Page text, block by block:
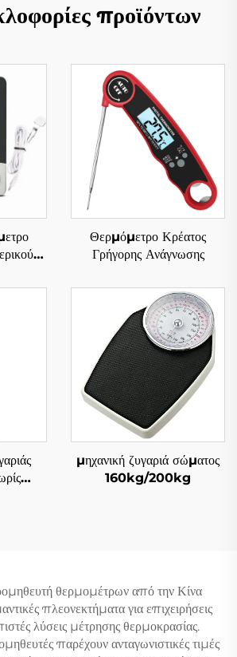
προϊόντων
Θερμόμετρο Κρέατος
Γρήγορης Ανάγνωσης
μηχανική ζυγαριά σώματος
160kg/200kg
θερμομέτρων από την Κίνα
πλεονεκτήματα για επιχειρήσεις
λύσεις μέτρησης θερμοκρασίας.
παρέχουν ανταγωνιστικές τιμές